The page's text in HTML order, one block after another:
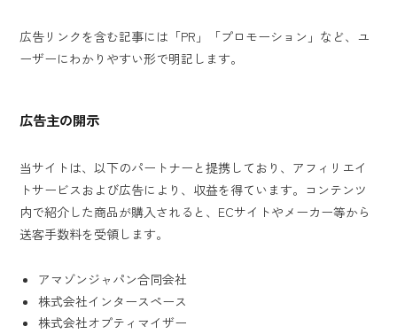
広告リンクを含む記事には「PR」「プロモーション」など、ユ
ーザーにわかりやすい形で明記します。
広告主の開示
当サイトは、以下のパートナーと提携しており、アフィリエイ
トサービスおよび広告により、収益を得ています。コンテンツ
内で紹介した商品が購入されると、ECサイトやメーカー等から
送客手数料を受領します。
アマゾンジャパン合同会社
株式会社インタースペース
株式会社オプティマイザー